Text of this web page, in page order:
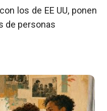
los de EE UU, ponen
de personas